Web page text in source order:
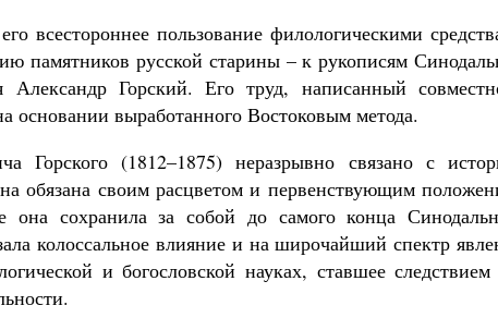
всестороннее пользование филологическими
памятников русской старины – к рукописям
Горский. Его труд, написанный
выработанного Востоковым метода.
Горского (1812–1875) неразрывно связано с
обязана своим расцветом и первенствующим
она сохранила за собой до самого конца
колоссальное влияние и на широчайший спектр
и богословской науках, ставшее следствием
Георгий Победоносец. Научись у
святого
Святитель Николай